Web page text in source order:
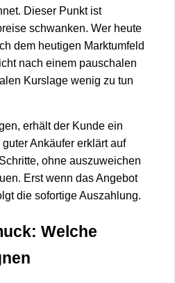
Dieser Punkt ist
schwanken. Wer heute
dem heutigen Marktumfeld
nach einem pauschalen
Kurslage wenig zu tun
erhält der Kunde ein
Ankäufer erklärt auf
ohne auszuweichen
Erst wenn das Angebot
die sofortige Auszahlung.
Welche